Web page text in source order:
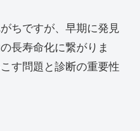
ちですが、早期に発見
長寿命化に繋がりま
す問題と診断の重要性